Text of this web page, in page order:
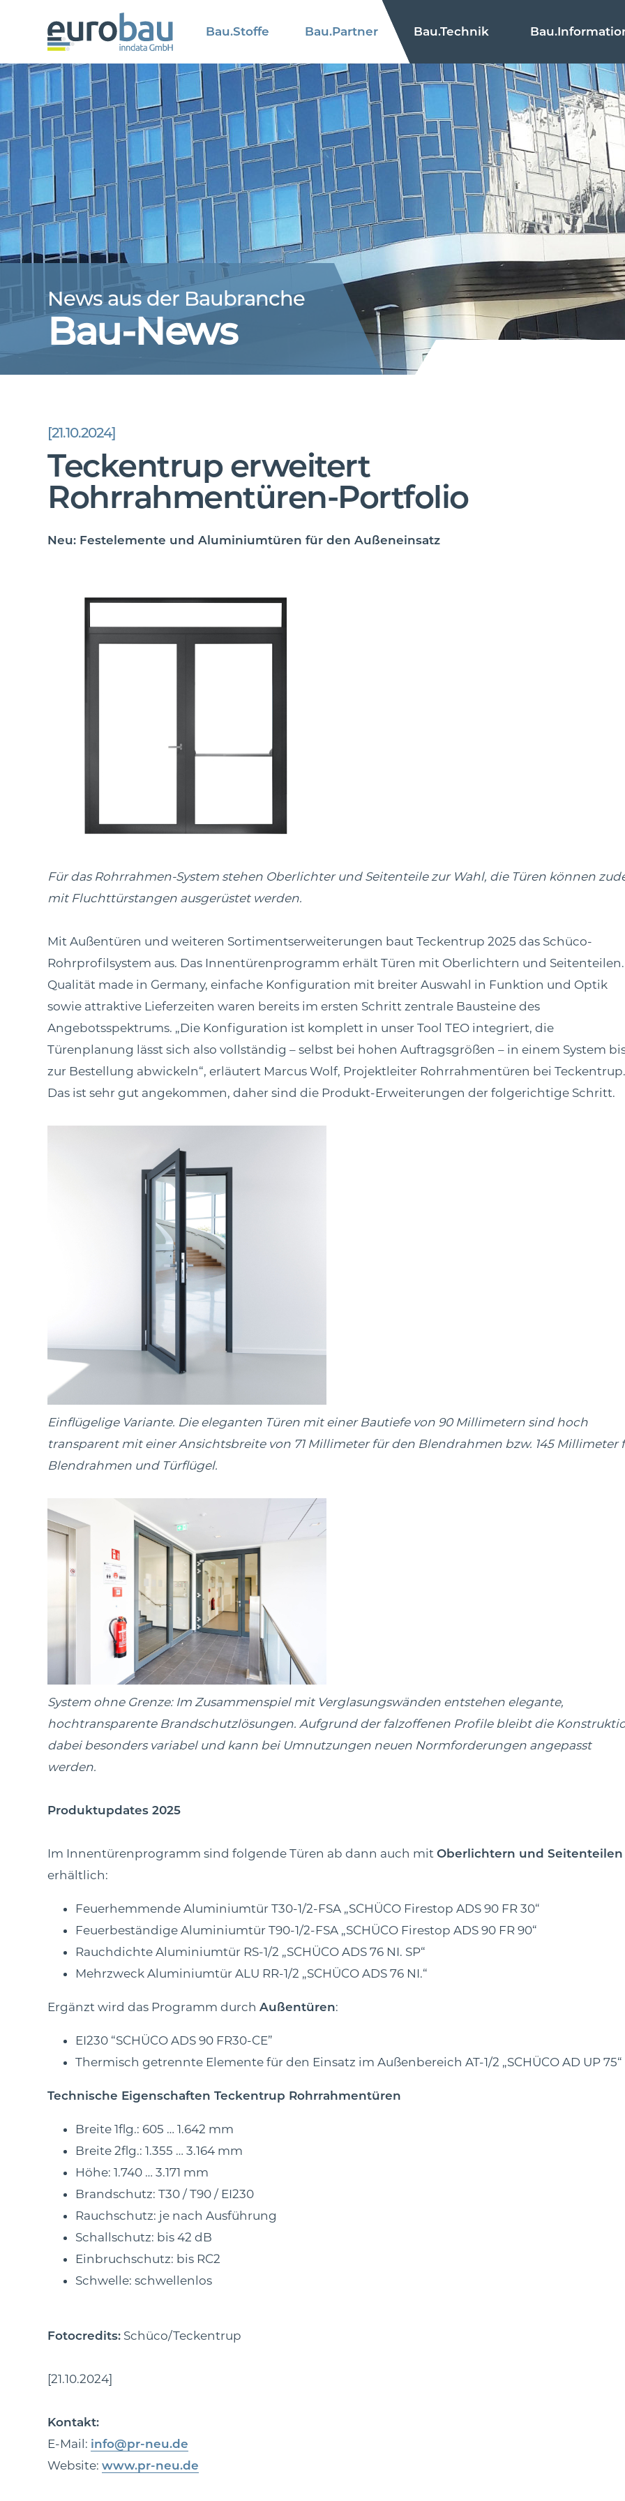
Bau.Stoffe Bau.Partner Bau.Technik Bau.
News aus der Baubranche
Bau-News
[21.10.2024]
Teckentrup erweitert
Rohrrahmentüren-Portfolio
Neu: Festelemente und Aluminiumtüren für den Außeneinsatz
Für das Rohrrahmen-System stehen Oberlichter und Seitenteile zur Wahl, die Türen können
mit Fluchttürstangen ausgerüstet werden.
Mit Außentüren und weiteren Sortimentserweiterungen baut Teckentrup 2025 das Schüco-
Rohrprofilsystem aus. Das Innentürenprogramm erhält Türen mit Oberlichtern und Seitenteilen.
Qualität made in Germany, einfache Konfiguration mit breiter Auswahl in Funktion und Optik
sowie attraktive Lieferzeiten waren bereits im ersten Schritt zentrale Bausteine des
Angebotsspektrums. „Die Konfiguration ist komplett in unser Tool TEO integriert, die
Türenplanung lässt sich also vollständig – selbst bei hohen Auftragsgrößen – in einem System
zur Bestellung abwickeln“, erläutert Marcus Wolf, Projektleiter Rohrrahmentüren bei Teckentrup.
Das ist sehr gut angekommen, daher sind die Produkt-Erweiterungen der folgerichtige Schritt.
Einflügelige Variante. Die eleganten Türen mit einer Bautiefe von 90 Millimetern sind hoch
transparent mit einer Ansichtsbreite von 71 Millimeter für den Blendrahmen bzw. 145 Millimeter
Blendrahmen und Türflügel.
System ohne Grenze: Im Zusammenspiel mit Verglasungswänden entstehen elegante,
hochtransparente Brandschutzlösungen. Aufgrund der falzoffenen Profile bleibt die
dabei besonders variabel und kann bei Umnutzungen neuen Normforderungen angepasst
werden.
Produktupdates 2025
Im Innentürenprogramm sind folgende Türen ab dann auch mit Oberlichtern und Seitenteilen
erhältlich:
Feuerhemmende Aluminiumtür T30-1/2-FSA „SCHÜCO Firestop ADS 90 FR 30“
Feuerbeständige Aluminiumtür T90-1/2-FSA „SCHÜCO Firestop ADS 90 FR 90“
Rauchdichte Aluminiumtür RS-1/2 „SCHÜCO ADS 76 NI. SP“
Mehrzweck Aluminiumtür ALU RR-1/2 „SCHÜCO ADS 76 NI.“
Ergänzt wird das Programm durch Außentüren:
EI230 “SCHÜCO ADS 90 FR30-CE”
Thermisch getrennte Elemente für den Einsatz im Außenbereich AT-1/2 „SCHÜCO AD UP 75“
Technische Eigenschaften Teckentrup Rohrrahmentüren
Breite 1flg.: 605 … 1.642 mm
Breite 2flg.: 1.355 … 3.164 mm
Höhe: 1.740 … 3.171 mm
Brandschutz: T30 / T90 / EI230
Rauchschutz: je nach Ausführung
Schallschutz: bis 42 dB
Einbruchschutz: bis RC2
Schwelle: schwellenlos
Fotocredits: Schüco/Teckentrup
[21.10.2024]
Kontakt:
E-Mail: info@pr-neu.de
Website: www.pr-neu.de